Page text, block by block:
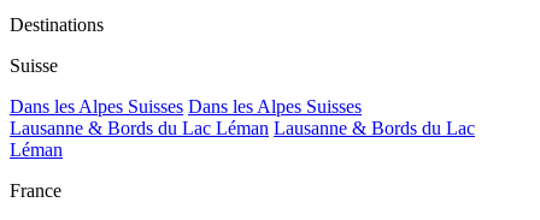
Destinations
Suisse
Dans les Alpes Suisses Dans les Alpes Suisses
Lausanne & Bords du Lac Léman Lausanne & Bords du Lac
Léman
France